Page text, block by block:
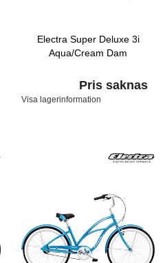
Electra Super Deluxe 3i
Aqua/Cream Dam
Pris saknas
Visa lagerinformation